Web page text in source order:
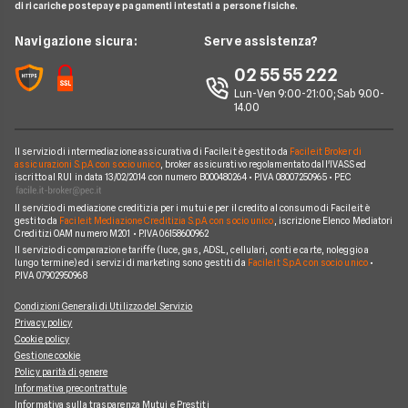
Noleggio Lungo Termine
News
Chi siamo
Perché scegliere Facile.it
Mappa del sito
Sostituzione Mutuo
Mutuo 100 per cento
BNL
ING
Poste Italiane
Credit Agricole
CheBanca!
Credem
Banche e finanziarie
Notizie Mutui
Argomenti in evidenza Mutui
Calcolatore rata mutuo
di ricariche postepay e pagamenti intestati a persone fisiche.
Navigazione sicura: Serve assistenza?
02 55 55 222
Lun-Ven 9:00-21:00; Sab 9.00-
14.00
Il servizio di intermediazione assicurativa di Facile.it è gestito da Facile.it Broker di
assicurazioni S.p.A. con socio unico, broker assicurativo regolamentato dall'IVASS ed
iscritto al RUI in data 13/02/2014 con numero B000480264 • P.IVA 08007250965 • PEC
Il servizio di mediazione creditizia per i mutui e per il credito al consumo di Facile.it è
gestito da Facile.it Mediazione Creditizia S.p.A. con socio unico , iscrizione Elenco Mediatori
Creditizi OAM numero M201 • P.IVA 06158600962
Il servizio di comparazione tariffe (luce, gas, ADSL, cellulari, conti e carte, noleggio a
lungo termine) ed i servizi di marketing sono gestiti da Facile.it S.p.A. con socio unico•
P.IVA 07902950968
Condizioni Generali di Utilizzo del Servizio
Privacy policy
Cookie policy
Gestione cookie
Policy parità di genere
Informativa precontrattule
Informativa sulla trasparenza Mutui e Prestiti